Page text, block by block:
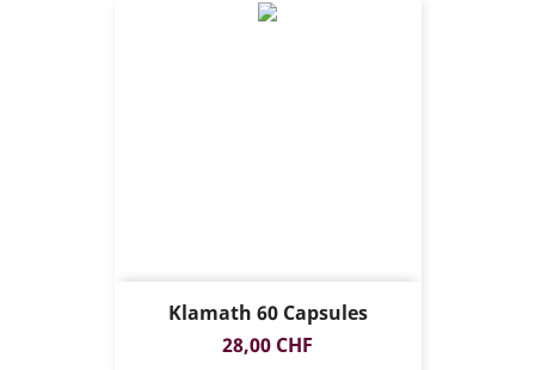
Klamath 60 Capsules
Prix
28,00 CHF